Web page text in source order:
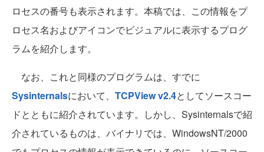
ロセスの番号も表示されます。本稿では、この情報をプ
ロセス名およびアイコンでビジュアルに表示するプログ
ラムを紹介します。
なお、これと同様のプログラムは、すでに
Sysinternalsにおいて、 TCPView v2.4としてソースコー
ドとともに紹介されています。しかし、Sysinternalsで紹
介されているものは、バイナリでは、WindowsNT/2000